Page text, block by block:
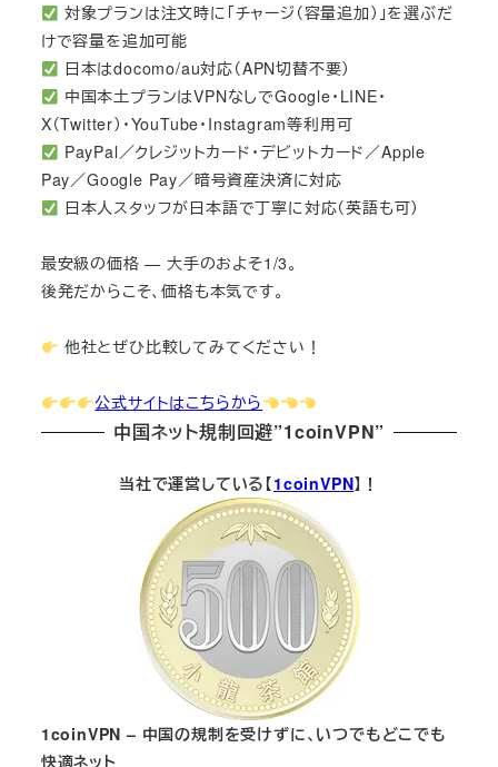
対象プランは注文時に「チャージ（容量追加）」を選ぶだ
けで容量を追加可能
日本はdocomo/au対応（APN切替不要）
中国本土プランはVPNなしでGoogle・LINE・
X（Twitter）・YouTube・Instagram等利用可
PayPal／クレジットカード・デビットカード／Apple
Pay／Google Pay／暗号資産決済に対応
日本人スタッフが日本語で丁寧に対応（英語も可）
最安級の価格 — 大手のおよそ1/3。
後発だからこそ、価格も本気です。
他社とぜひ比較してみてください！
公式サイトはこちらから
中国ネット規制回避”1coinVPN”
当社で運営している【1coinVPN】！
1coinVPN – 中国の規制を受けずに、いつでもどこでも
快適ネット